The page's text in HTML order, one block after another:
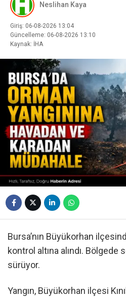
Neslihan Kaya
Giriş: 06-08-2026 13:04
Güncelleme: 06-08-2026 13:10
Kaynak: İHA
Bursa’nın Büyükorhan
kontrol altına alındı. Bölgede
sürüyor.
Yangın, Büyükorhan ilçesi